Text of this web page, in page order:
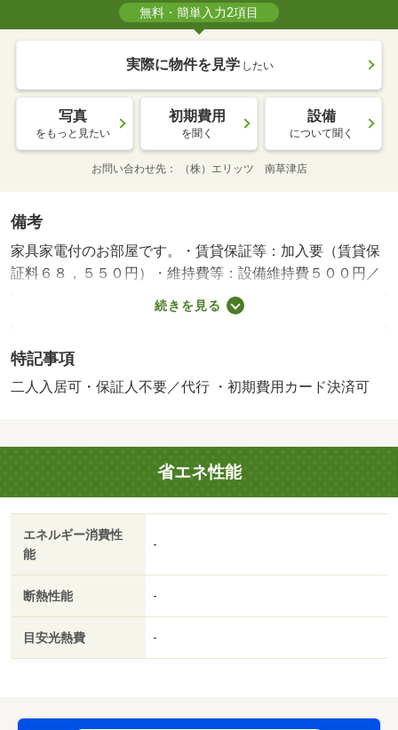
無料・簡単入力2項目
実際に物件を見学 したい
写真
をもっと見たい
初期費用
を聞く
設備
について聞く
お問い合わせ先 （株）エリッツ 南草津店
備考
家具家電付のお部屋です。・賃貸保証等：加入要（賃貸保
証料６８，５５０円）・維持費等：設備維持費５００円／
月・インターネット使用料３，６３０円／月・家具家電付
で新生活を始められる方にはぴったりの物件となっており
ります。周辺にミニストップやドラッグストアもあり便利
です。・バイク置場：有（無料）・駐輪場：有/鍵交換費
続きを見る
特記事項
二人入居可・保証人不要／代行 ・初期費用カード決済可
省エネ性能
エネルギー消費性
能
-
断熱性能 -
目安光熱費 -